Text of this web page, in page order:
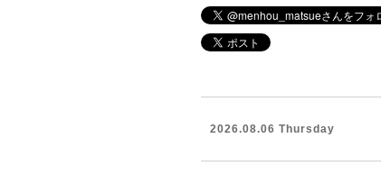
2026.08.06 Thursday